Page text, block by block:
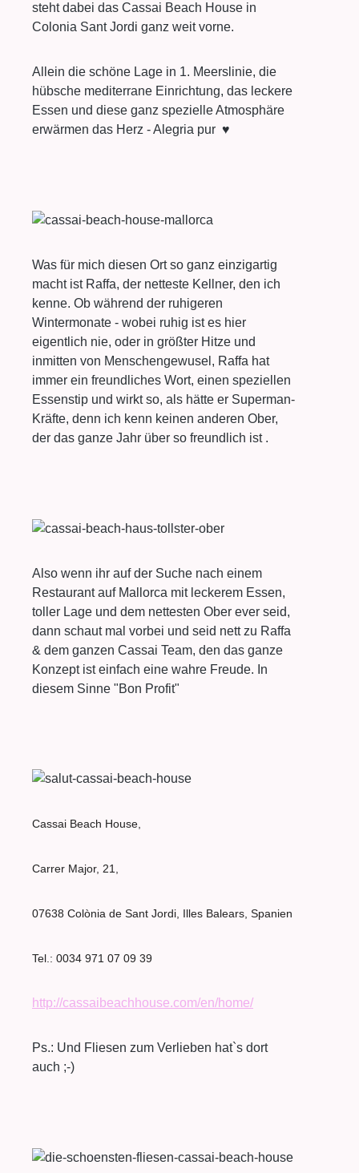
steht dabei das Cassai Beach House in
Colonia Sant Jordi ganz weit vorne.
Allein die schöne Lage in 1. Meerslinie, die
hübsche mediterrane Einrichtung, das leckere
Essen und diese ganz spezielle Atmosphäre
erwärmen das Herz - Alegria pur ♥
Was für mich diesen Ort so ganz einzigartig
macht ist Raffa, der netteste Kellner, den ich
kenne. Ob während der ruhigeren
Wintermonate - wobei ruhig ist es hier
eigentlich nie, oder in größter Hitze und
inmitten von Menschengewusel, Raffa hat
immer ein freundliches Wort, einen speziellen
Essenstip und wirkt so, als hätte er Superman-
Kräfte, denn ich kenn keinen anderen Ober,
der das ganze Jahr über so freundlich ist .
Also wenn ihr auf der Suche nach einem
Restaurant auf Mallorca mit leckerem Essen,
toller Lage und dem nettesten Ober ever seid,
dann schaut mal vorbei und seid nett zu Raffa
& dem ganzen Cassai Team, den das ganze
Konzept ist einfach eine wahre Freude. In
diesem Sinne "Bon Profit"
Cassai Beach House,
Carrer Major, 21,
07638 Colònia de Sant Jordi, Illes Balears, Spanien
Tel.: 0034 971 07 09 39
http://cassaibeachhouse.com/en/home/
Ps.: Und Fliesen zum Verlieben hat`s dort
auch ;-)